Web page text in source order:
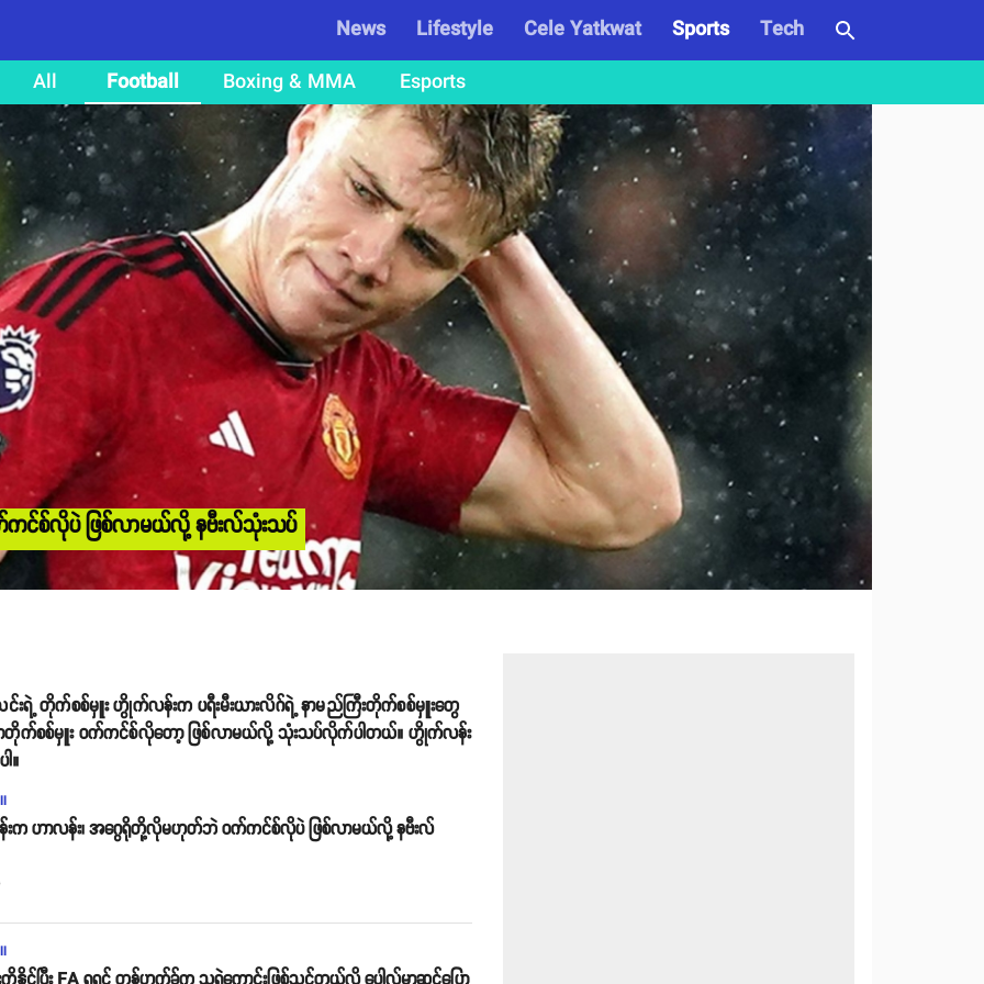
News Lifestyle Cele Yatkwat Sports
Tech
All
Football Boxing & MMA Esports
စ်လိုပဲ ဖြစ်လာမယ်လို့ နဗီးလ်သုံးသပ်
းရဲ့ တိုက်စစ်မှူး ဟွိုက်လန်းက ပရီးမီးယားလိဂ်ရဲ့ နာမည်ကြီးတိုက်စစ်မှူးတွေ
ာတိုက်စစ်မှူး ဝက်ကင်စ်လိုတော့ ဖြစ်လာမယ်လို့ သုံးသပ်လိုက်ပါတယ်။ ဟွိုက်လန်း
။
ဟာလန်း၊ အဂွေရိုတို့လိုမဟုတ်ဘဲ ဝက်ကင်စ်လိုပဲ ဖြစ်လာမယ်လို့ နဗီးလ်